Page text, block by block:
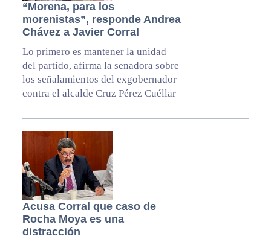
“Morena, para los
morenistas”, responde Andrea
Chávez a Javier Corral
Lo primero es mantener la unidad
del partido, afirma la senadora sobre
los señalamientos del exgobernador
contra el alcalde Cruz Pérez Cuéllar
Acusa Corral que caso de
Rocha Moya es una
distracción